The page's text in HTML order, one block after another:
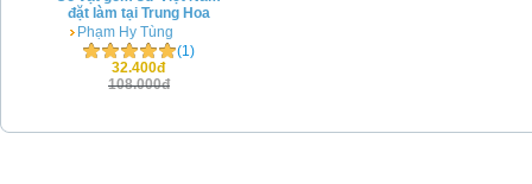
đặt làm tại Trung Hoa
Phạm Hy Tùng
(1)
32.400đ
108.000đ